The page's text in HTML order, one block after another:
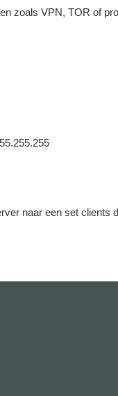
zoals VPN, TOR of
naar een set clients